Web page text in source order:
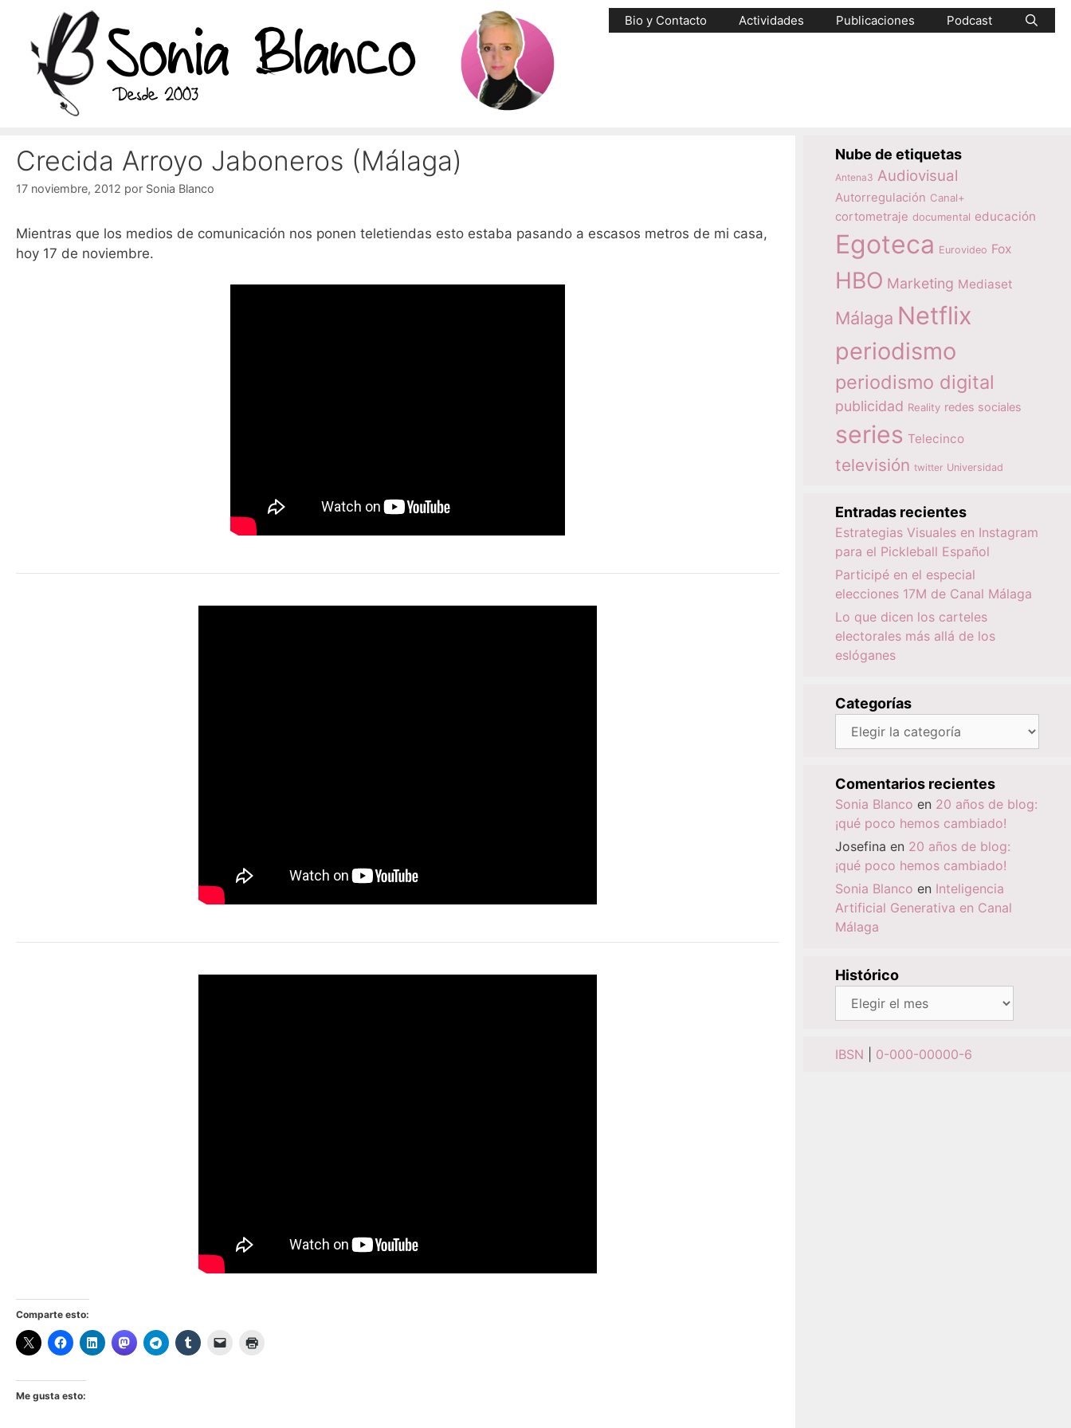
contenido
Bio y Contacto Actividades Publicaciones Podcast
Crecida Arroyo Jaboneros (Málaga)
17 noviembre, 2012 por Sonia Blanco
Mientras que los medios de comunicación nos ponen teletiendas esto estaba pasando a escasos metros de mi casa,
hoy 17 de noviembre.
Comparte esto:
Me gusta esto:
Nube de etiquetas
Antena3 Audiovisual
Autorregulación Canal+
cortometraje documental educación
Egoteca Eurovideo Fox
HBO Marketing Mediaset
Málaga Netflix
periodismo
periodismo digital
publicidad Reality redes sociales
series Telecinco
televisión twitter Universidad
Entradas recientes
Estrategias Visuales en Instagram
para el Pickleball Español
Participé en el especial
elecciones 17M de Canal Málaga
Lo que dicen los carteles
electorales más allá de los
eslóganes
Categorías
Categorías
Comentarios recientes
Sonia Blanco en 20 años de blog:
¡qué poco hemos cambiado!
Josefina en 20 años de blog:
¡qué poco hemos cambiado!
Sonia Blanco en Inteligencia
Artificial Generativa en Canal
Málaga
Histórico
Histórico
IBSN 0-000-00000-6